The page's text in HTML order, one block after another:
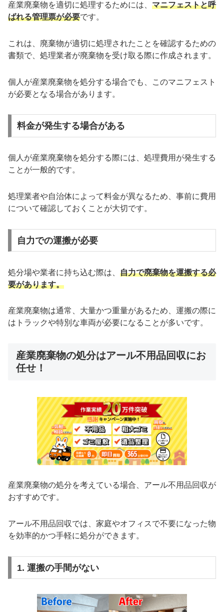
産業廃棄物を適切に処理するためには、 マニフェストと呼
ばれる管理票が必要です。
これは、廃棄物が適切に処理されたことを確認するための
書類で、処理業者が廃棄物を受け取る際に作成されます。
個人が産業廃棄物を処分する場合でも、このマニフェスト
が必要となる場合があります。
料金が発生する場合がある
個人が産業廃棄物を処分する際には、処理費用が発生する
ことが一般的です。
処理業者や自治体によって料金が異なるため、事前に費用
について確認しておくことが大切です。
自力での運搬が必要
処分場や業者に持ち込む際は、 自力で廃棄物を運搬する必
要があります。
産業廃棄物は通常、大量かつ重量があるため、運搬の際に
はトラックや特別な車両が必要になることが多いです。
産業廃棄物の処分はアール不用品回収にお
任せ！
産業廃棄物の処分を考えている場合、アール不用品回収が
おすすめです。
アール不用品回収では、家庭やオフィスで不要になった物
を効率的かつ手軽に処分ができます。
1. 運搬の手間がない